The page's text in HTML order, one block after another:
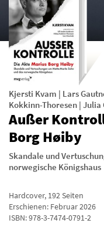
Kjersti Kvam | Lars
Kokkinn-Thoresen | Julia
Außer
Borg Høiby
Skandale und
norwegische Königshaus
Hardcover, 192Seiten
Erschienen: Februar 2026
ISBN:978-3-7474-0791-2